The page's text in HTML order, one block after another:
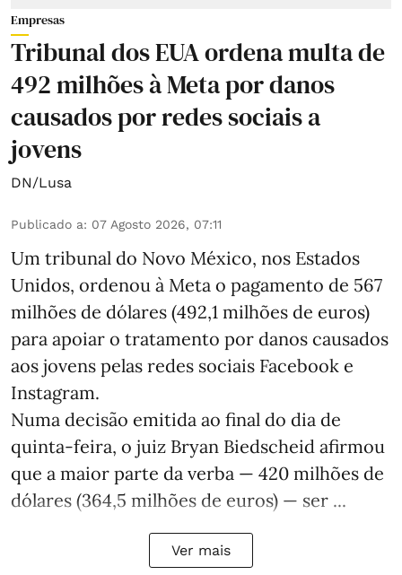
Empresas
Tribunal dos EUA ordena multa de
492 milhões à Meta por danos
causados por redes sociais a
jovens
DN/Lusa
Publicado a: 07 Agosto 2026, 07:11
Um tribunal do Novo México, nos Estados
Unidos, ordenou à Meta o pagamento de 567
milhões de dólares (492,1 milhões de euros)
para apoiar o tratamento por danos causados
aos jovens pelas redes sociais Facebook e
Instagram.
Numa decisão emitida ao final do dia de
quinta-feira, o juiz Bryan Biedscheid afirmou
que a maior parte da verba — 420 milhões de
dólares (364,5 milhões de euros) — ser ...
Ver mais